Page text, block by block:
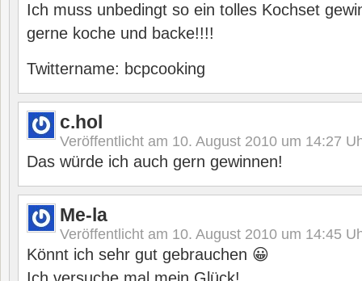
Ich muss unbedingt so ein tolles Kochset
gerne koche und backe!!!!
Twittername: bcpcooking
c.hol
Veröffentlicht am 10. August 2010 um 14:27
Das würde ich auch gern gewinnen!
Me-la
Veröffentlicht am 10. August 2010 um 14:45
Könnt ich sehr gut gebrauchen 😀